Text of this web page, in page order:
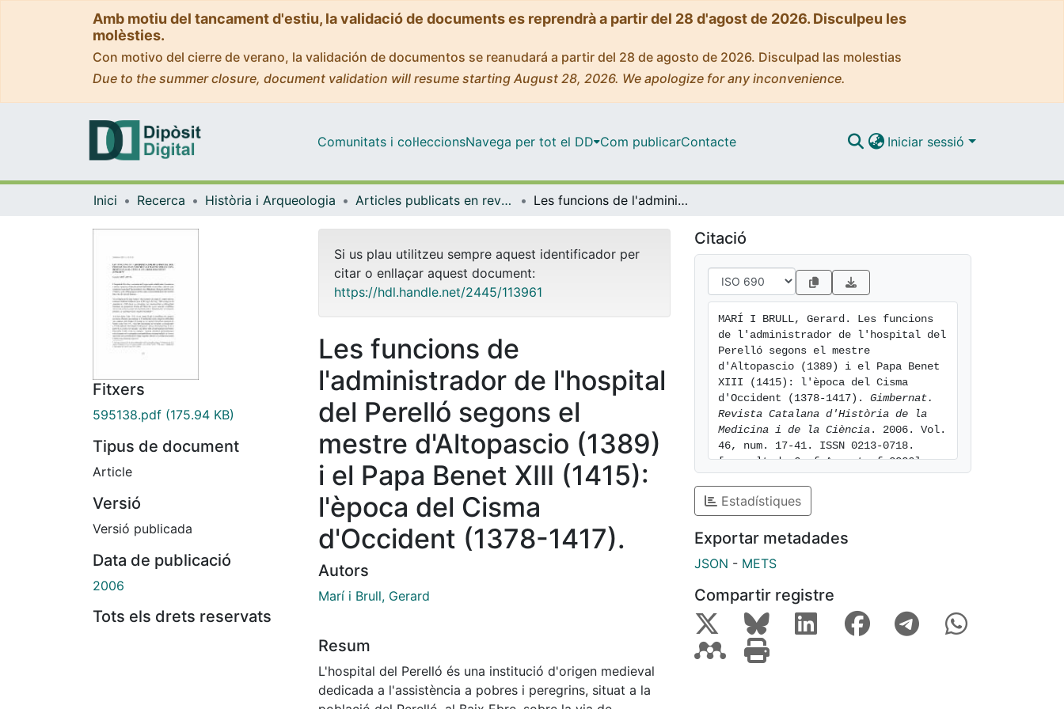
Amb motiu del tancament d'estiu, la validació de documents es reprendrà a partir del 28 d'agost de 2026. Disculpeu les
molèsties.
Con motivo del cierre de verano, la validación de documentos se reanudará a partir del 28 de agosto de 2026. Disculpad las molestias
Due to the summer closure, document validation will resume starting August 28, 2026. We apologize for any inconvenience.
Comunitats i col·leccionsNavega per tot el DD Com publicarContacte Iniciar sessió
Inici Recerca Història i Arqueologia Articles publicats en revistes (Història i Arqueologia) Les funcions de l'administrador de l'hospital del Perelló segons el mestre d'Altopascio (1389) i el Papa Benet XIII (1415): l'època del Cisma d'Occident (1378-1417).
Fitxers
595138.pdf (175.94 KB)
Tipus de document
Article
Versió
Versió publicada
Data de publicació
2006
Tots els drets reservats
Si us plau utilitzeu sempre aquest identificador per
citar o enllaçar aquest document:
https://hdl.handle.net/2445/113961
Les funcions de
l'administrador de l'hospital
del Perelló segons el
mestre d'Altopascio (1389)
i el Papa Benet XIII (1415):
l'època del Cisma
d'Occident (1378-1417).
Autors
Marí i Brull, Gerard
Resum
L'hospital del Perelló és una institució d'origen medieval
dedicada a l'assistència a pobres i peregrins, situat a la
Citació
MARÍ I BRULL, Gerard. Les funcions
de l'administrador de l'hospital del
Perelló segons el mestre
d'Altopascio (1389) i el Papa Benet
XIII (1415): l'època del Cisma
d'Occident (1378-1417). Gimbernat.
Revista Catalana d'Història de la
Medicina i de la Ciència . 2006. Vol.
46, num. 17-41. ISSN 0213-0718.
[consulted: 6 of August of 2026].
https://hdl.handle.net/2445/113961
Estadístiques
Exportar metadades
JSON - METS
Compartir registre